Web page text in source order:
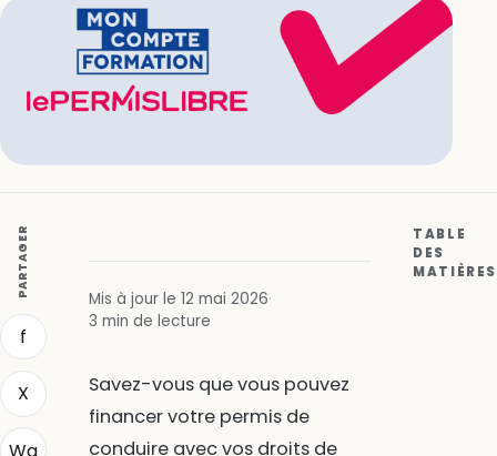
PARTAGER
f
X
Wa
Mis à jour le 12 mai 2026·
3 min de lecture
Savez-vous que vous pouvez
financer votre permis de
conduire avec vos droits de
TABLE
DES
MATIÈRES